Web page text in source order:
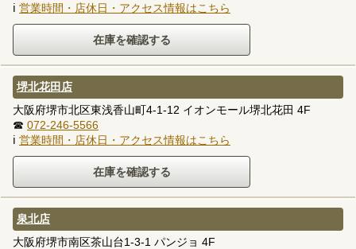
ℹ 営業時間・店休日・アクセス情報はこちら
堺北花田店
大阪府堺市北区東浅香山町4-1-12 イオンモール堺北花田 4F
☎ 072-246-5566
ℹ 営業時間・店休日・アクセス情報はこちら
泉北店
大阪府堺市南区茶山台1-3-1 パンジョ 4F